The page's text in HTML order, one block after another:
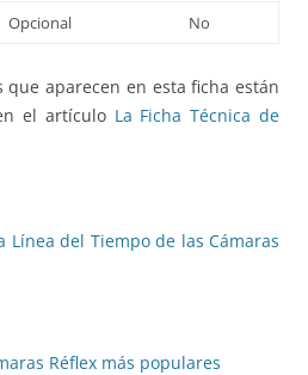
Opcional No
que aparecen en esta ficha están
el artículo La Ficha Técnica de
Línea del Tiempo de las Cámaras
Réflex más populares